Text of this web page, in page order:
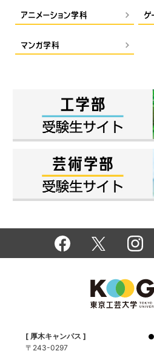
[ 厚木キャンパス ]
〒243-0297